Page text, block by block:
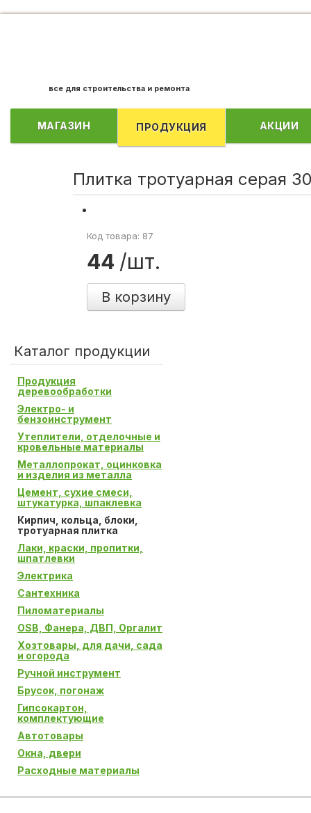
все для строительства и ремонта
МАГАЗИН ПРОДУКЦИЯ АКЦИИ
Плитка тротуарная серая
Код товара: 87
44 /шт.
В корзину
Каталог продукции
Продукция
деревообработки
Электро- и
бензоинструмент
Утеплители, отделочные и
кровельные материалы
Металлопрокат, оцинковка
и изделия из металла
Цемент, сухие смеси,
штукатурка, шпаклевка
Кирпич, кольца, блоки,
тротуарная плитка
Лаки, краски, пропитки,
шпатлевки
Электрика
Сантехника
Пиломатериалы
OSB, Фанера, ДВП, Оргалит
Хозтовары, для дачи, сада
и огорода
Ручной инструмент
Брусок, погонаж
Гипсокартон,
комплектующие
Автотовары
Окна, двери
Расходные материалы